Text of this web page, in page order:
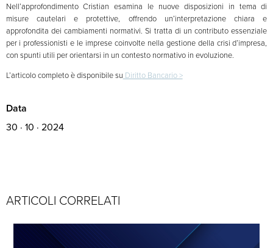
Nell’approfondimento Cristian esamina le nuove disposizioni in tema di
misure cautelari e protettive, offrendo un’interpretazione chiara e
approfondita dei cambiamenti normativi. Si tratta di un contributo essenziale
per i professionisti e le imprese coinvolte nella gestione della crisi d’impresa,
con spunti utili per orientarsi in un contesto normativo in evoluzione.
L’articolo completo è disponibile su Diritto Bancario >
Data
30 · 10 · 2024
ARTICOLI CORRELATI